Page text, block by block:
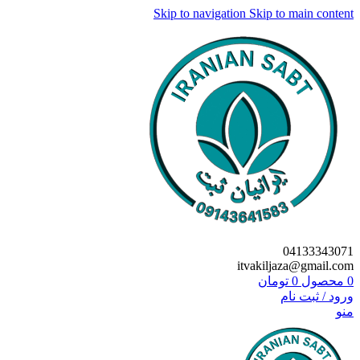
Skip to navigation Skip to main content
04133343071
itvakiljaza@gmail.com
0 محصول 0 تومان
ورود / ثبت نام
منو